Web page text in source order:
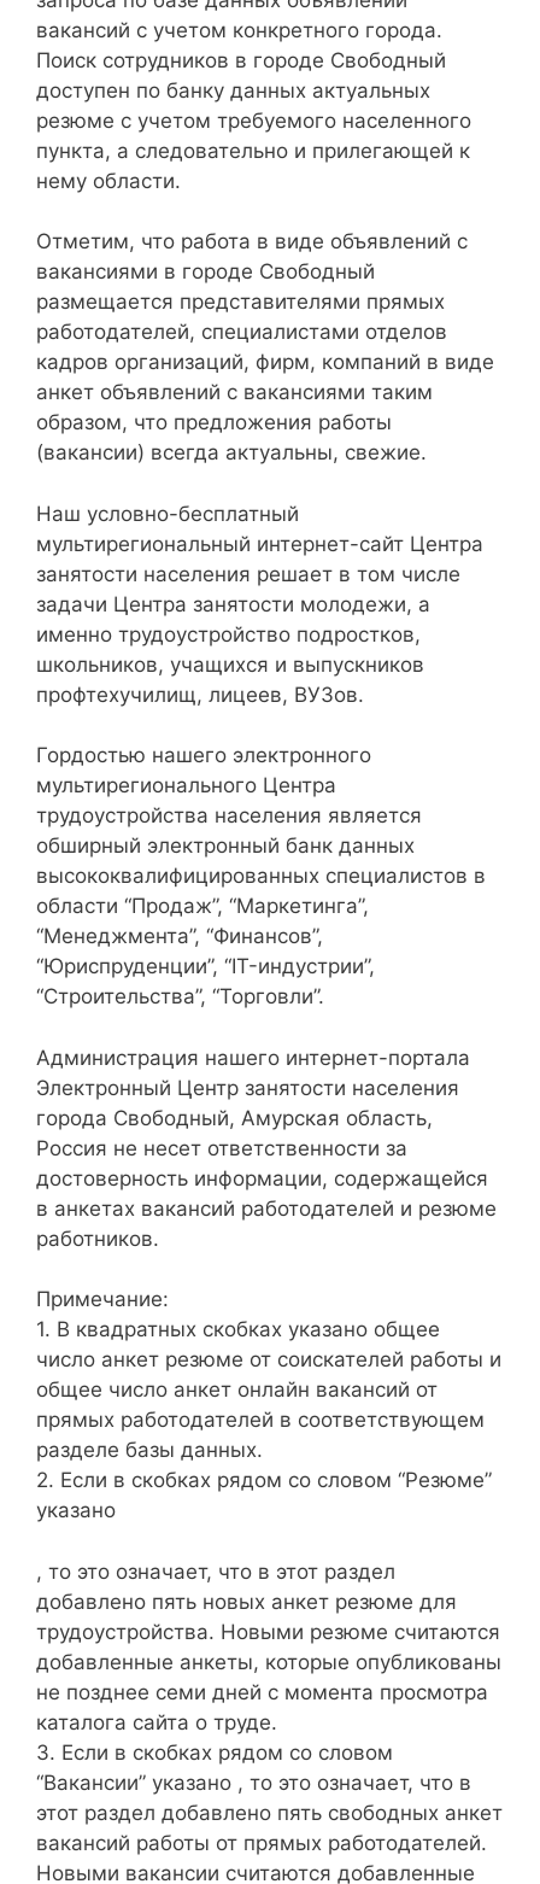
вакансий с учетом конкретного города.
Поиск сотрудников в городе Свободный
доступен по банку данных актуальных
резюме с учетом требуемого населенного
пункта, а следовательно и прилегающей к
нему области.
Отметим, что работа в виде объявлений с
вакансиями в городе Свободный
размещается представителями прямых
работодателей, специалистами отделов
кадров организаций, фирм, компаний в виде
анкет объявлений с вакансиями таким
образом, что предложения работы
(вакансии) всегда актуальны, свежие.
Наш условно-бесплатный
мультирегиональный интернет-сайт Центра
занятости населения решает в том числе
задачи Центра занятости молодежи, а
именно трудоустройство подростков,
школьников, учащихся и выпускников
профтехучилищ, лицеев, ВУЗов.
Гордостью нашего электронного
мультирегионального Центра
трудоустройства населения является
обширный электронный банк данных
высококвалифицированных специалистов в
области “Продаж”, “Маркетинга”,
“Менеджмента”, “Финансов”,
“Юриспруденции”, “IT-индустрии”,
“Строительства”, “Торговли”.
Администрация нашего интернет-портала
Электронный Центр занятости населения
города Свободный, Амурская область,
Россия не несет ответственности за
достоверность информации, содержащейся
в анкетах вакансий работодателей и резюме
работников.
Примечание:
1. В квадратных скобках указано общее
число анкет резюме от соискателей работы и
общее число анкет онлайн вакансий от
прямых работодателей в соответствующем
разделе базы данных.
2. Если в скобках рядом со словом “Резюме”
указано
, то это означает, что в этот раздел
добавлено пять новых анкет резюме для
трудоустройства. Новыми резюме считаются
добавленные анкеты, которые опубликованы
не позднее семи дней с момента просмотра
каталога сайта о труде.
3. Если в скобках рядом со словом
“Вакансии” указано , то это означает, что в
этот раздел добавлено пять свободных анкет
вакансий работы от прямых работодателей.
Новыми вакансии считаются добавленные